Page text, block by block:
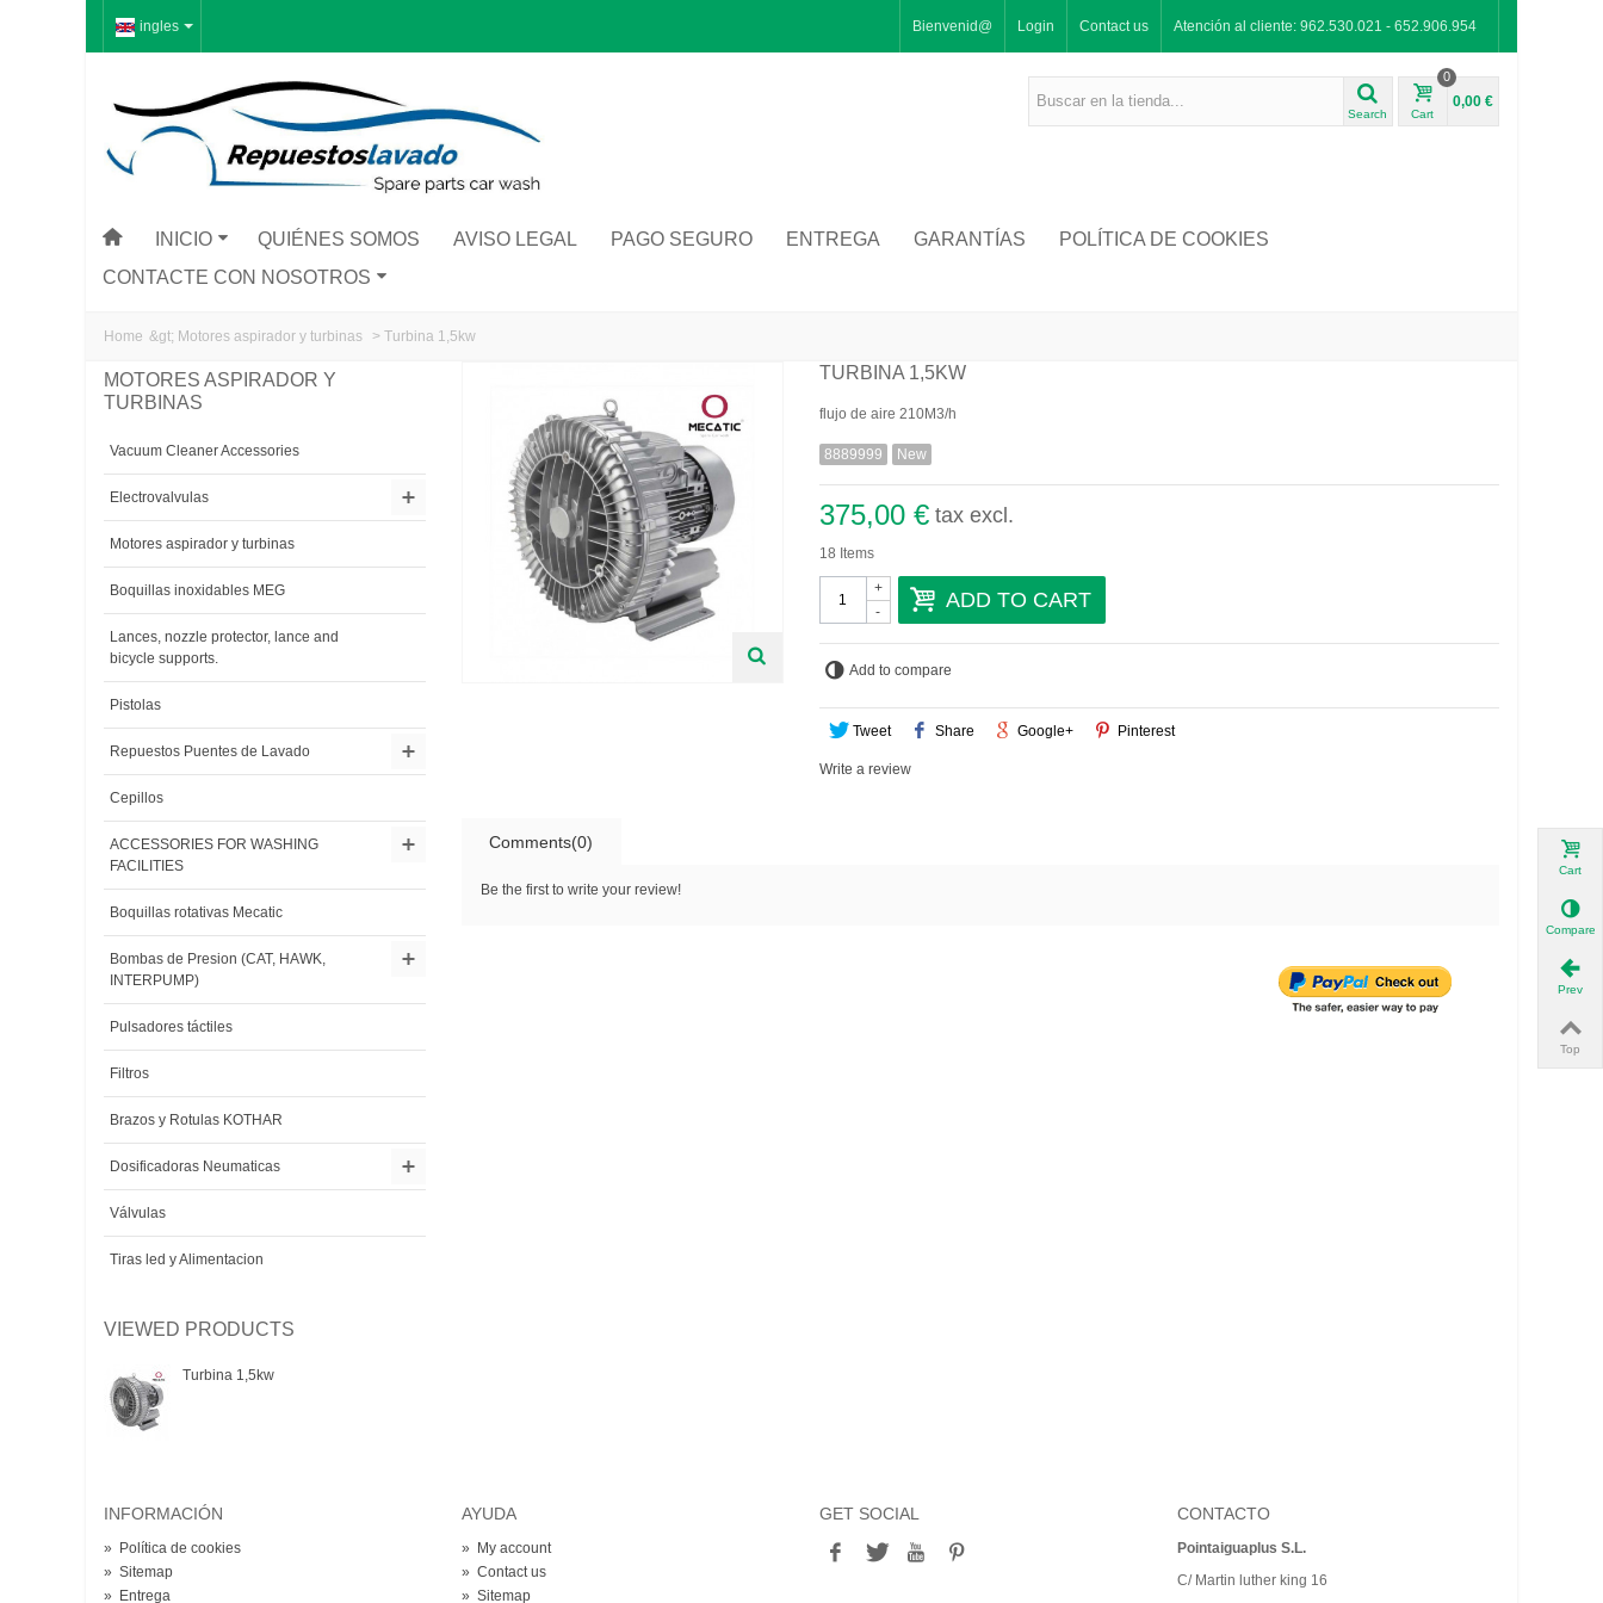
Atención al cliente: 962.530.021 - 652.906.954
ingles Contact us
Bienvenid@ Login
Search Cart
0
0,00 €
INICIO QUIÉNES SOMOS AVISO LEGAL PAGO SEGURO ENTREGA GARANTÍAS
POLÍTICA DE COOKIES
CONTACTE CON NOSOTROS
Home &gt; Motores aspirador y turbinas > Turbina 1,5kw
MOTORES ASPIRADOR Y
TURBINAS
Vacuum Cleaner Accessories
Electrovalvulas
Motores aspirador y turbinas
Boquillas inoxidables MEG
Lances, nozzle protector, lance and
bicycle supports.
Pistolas
Repuestos Puentes de Lavado
Cepillos
ACCESSORIES FOR WASHING
FACILITIES
Boquillas rotativas Mecatic
Bombas de Presion (CAT, HAWK,
INTERPUMP)
Pulsadores táctiles
Filtros
Brazos y Rotulas KOTHAR
Dosificadoras Neumaticas
Válvulas
Tiras led y Alimentacion
VIEWED PRODUCTS
Turbina 1,5kw
TURBINA 1,5KW
flujo de aire 210M3/h
8889999 New
375,00 € tax excl.
18 Items
-
+ ADD TO CART
Add to compare
Tweet Share Google+ Pinterest
Write a review
Comments(0)
Be the first to write your review!
INFORMACIÓN
»
Política de cookies
» Sitemap
»
Entrega
AYUDA
»
My account
» Contact us
» Sitemap
GET SOCIAL CONTACTO
Pointaiguaplus S.L.
C/ Martin luther king 16
Cart
Compare
Prev
Top